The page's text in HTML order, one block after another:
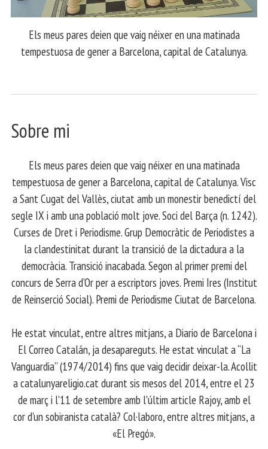
Els meus pares deien que vaig néixer en una matinada
tempestuosa de gener a Barcelona, capital de Catalunya.
Sobre mi
Els meus pares deien que vaig néixer en una matinada
tempestuosa de gener a Barcelona, capital de Catalunya. Visc
a Sant Cugat del Vallès, ciutat amb un monestir benedictí del
segle IX i amb una població molt jove. Soci del Barça (n. 1242).
Curses de Dret i Periodisme. Grup Democràtic de Periodistes a
la clandestinitat durant la transició de la dictadura a la
democràcia. Transició inacabada. Segon al primer premi del
concurs de Serra d’Or per a escriptors joves. Premi Ires (Institut
de Reinserció Social). Premi de Periodisme Ciutat de Barcelona.
​ He estat vinculat, entre altres mitjans, a Diario de Barcelona i
El Correo Catalán, ja desapareguts. He estat vinculat a “La
Vanguardia” (1974/2014) fins que vaig decidir deixar-la. Acollit
a catalunyareligio.cat durant sis mesos del 2014, entre el 23
de març i l'11 de setembre amb l'últim article Rajoy, amb el
cor d'un sobiranista català? Col·laboro, entre altres mitjans, a
«El Pregó».